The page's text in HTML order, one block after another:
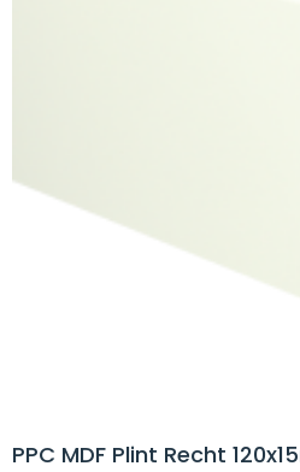
PPC MDF Plint Recht